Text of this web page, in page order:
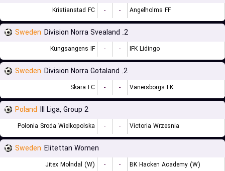
Kristianstad FC - - Angelholms FF
Sweden 2. Division Norra Svealand
Kungsangens IF - - IFK Lidingo
Sweden 2. Division Norra Gotaland
Skara FC - - Vanersborgs FK
Poland III Liga, Group 2
Polonia Sroda Wielkopolska - - Victoria Wrzesnia
Sweden Elitettan Women
Jitex Molndal (W) - - BK Hacken Academy (W)